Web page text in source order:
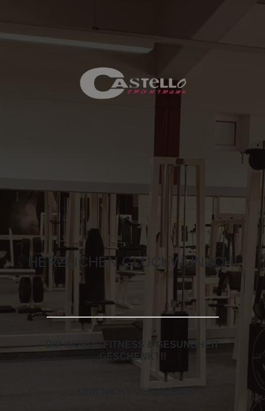
HERZLICHEN GLÜCKWUNSCH!
DIR WURDE FITNESS & GESUNDHEIT
GESCHENKT!!
... UND NICHT VERGESSEN: